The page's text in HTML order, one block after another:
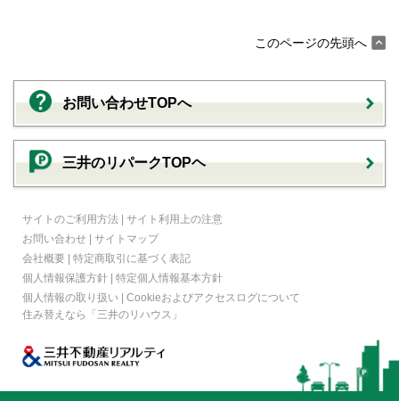
このページの先頭へ
お問い合わせTOPへ
三井のリパークTOPヘ
サイトのご利用方法 | サイト利用上の注意
お問い合わせ | サイトマップ
会社概要 | 特定商取引に基づく表記
個人情報保護方針 | 特定個人情報基本方針
個人情報の取り扱い | Cookieおよびアクセスログについて
住み替えなら
「三井のリハウス」